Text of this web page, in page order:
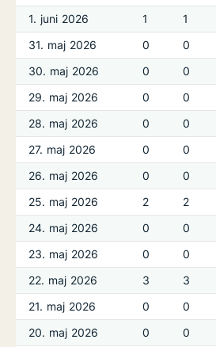
1. juni 2026
1 1
31. maj 2026
0 0
30. maj 2026
0 0
29. maj 2026
0 0
28. maj 2026
0 0
27. maj 2026
0 0
26. maj 2026
0 0
25. maj 2026
2 2
24. maj 2026
0 0
23. maj 2026
0 0
22. maj 2026
3 3
21. maj 2026
0 0
20. maj 2026
0 0